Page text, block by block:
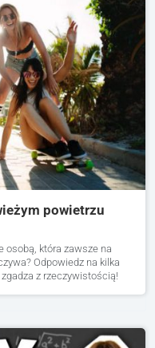
powietrzu
osobą, która zawsze na
Odpowiedz na kilka
z rzeczywistością!